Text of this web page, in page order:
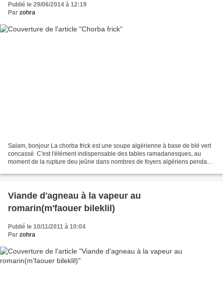
Publié le 29/06/2014 à 12:19
Par zohra
Salam, bonjour La chorba frick est une soupe algérienne à base de blé vert
concassé. C'est l'élément indispensable des tables ramadanesques, au
moment de la rupture deu jeûne dans nombres de foyers algériens pendant
Viande d'agneau à la vapeur au
romarin(m'faouer bileklil)
Publié le 10/11/2011 à 10:04
Par zohra